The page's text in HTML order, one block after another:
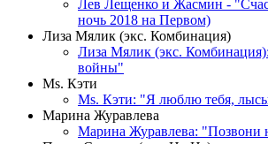
Лев Лещенко и Жасмин -
ночь 2018 на Первом)
Лиза Мялик (экс. Комбинация)
Лиза Мялик (экс.
войны"
Мs. Кэти
Ms. Кэти: "Я люблю тебя,
Марина Журавлева
Марина Журавлева: "Позвони